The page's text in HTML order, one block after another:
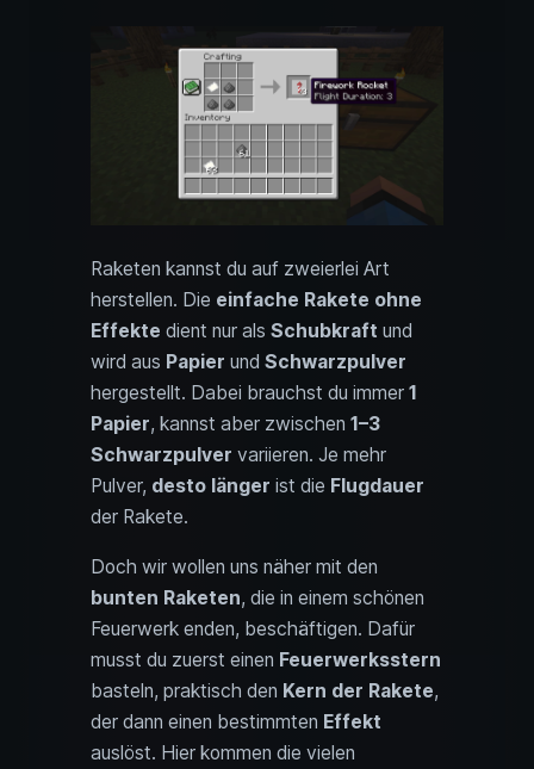
Raketen kannst du auf zweierlei Art
herstellen. Die einfache Rakete ohne
Effekte dient nur als Schubkraft und
wird aus Papier und Schwarzpulver
hergestellt. Dabei brauchst du immer 1
Papier, kannst aber zwischen 1–3
Schwarzpulver variieren. Je mehr
Pulver, desto länger ist die Flugdauer
der Rakete.
Doch wir wollen uns näher mit den
bunten Raketen, die in einem schönen
Feuerwerk enden, beschäftigen. Dafür
musst du zuerst einen Feuerwerksstern
basteln, praktisch den Kern der Rakete,
der dann einen bestimmten Effekt
auslöst. Hier kommen die vielen